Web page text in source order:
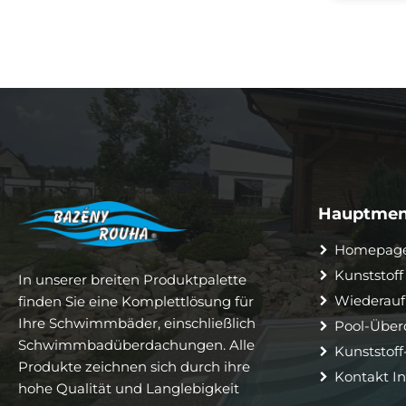
In unserer breiten Produktpalette
finden Sie eine Komplettlösung für
Ihre Schwimmbäder, einschließlich
Schwimmbadüberdachungen. Alle
Produkte zeichnen sich durch ihre
hohe Qualität und Langlebigkeit
Pool-
Kontakt